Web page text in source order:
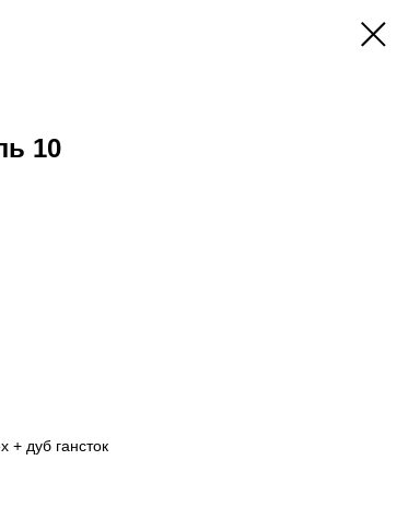
10
+ дуб гансток